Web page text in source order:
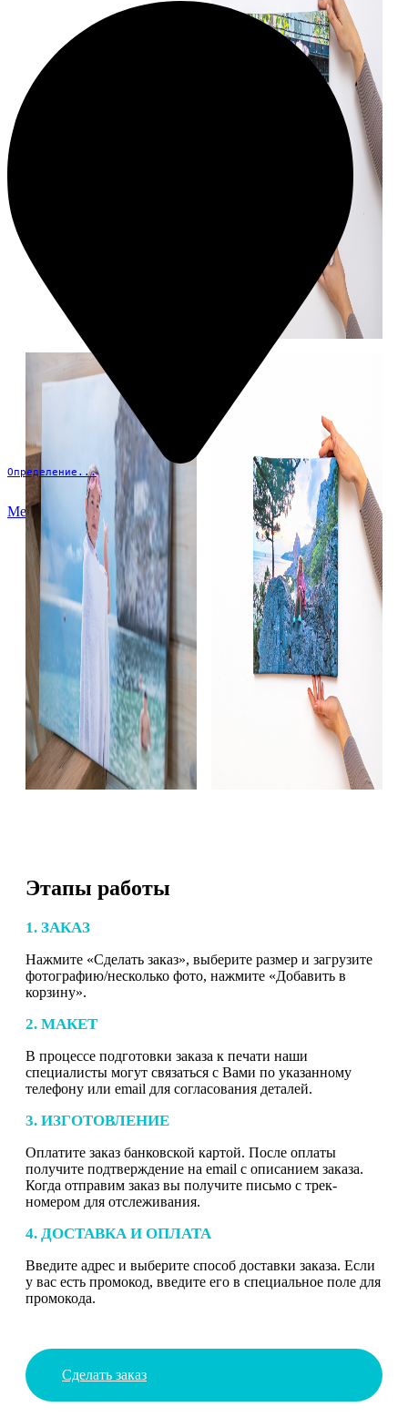
Определение...
Меню
Этапы работы
1. ЗАКАЗ
Нажмите «Сделать заказ», выберите размер и загрузите
фотографию/несколько фото, нажмите «Добавить в
корзину».
2. МАКЕТ
В процессе подготовки заказа к печати наши
специалисты могут связаться с Вами по указанному
телефону или email для согласования деталей.
3. ИЗГОТОВЛЕНИЕ
Оплатите заказ банковской картой. После оплаты
получите подтверждение на email с описанием заказа.
Когда отправим заказ вы получите письмо с трек-
номером для отслеживания.
4. ДОСТАВКА И ОПЛАТА
Введите адрес и выберите способ доставки заказа. Если
у вас есть промокод, введите его в специальное поле для
промокода.
Сделать заказ